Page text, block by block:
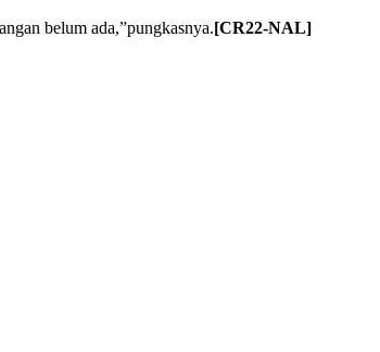
belum ada,”pungkasnya.[CR22-NAL]